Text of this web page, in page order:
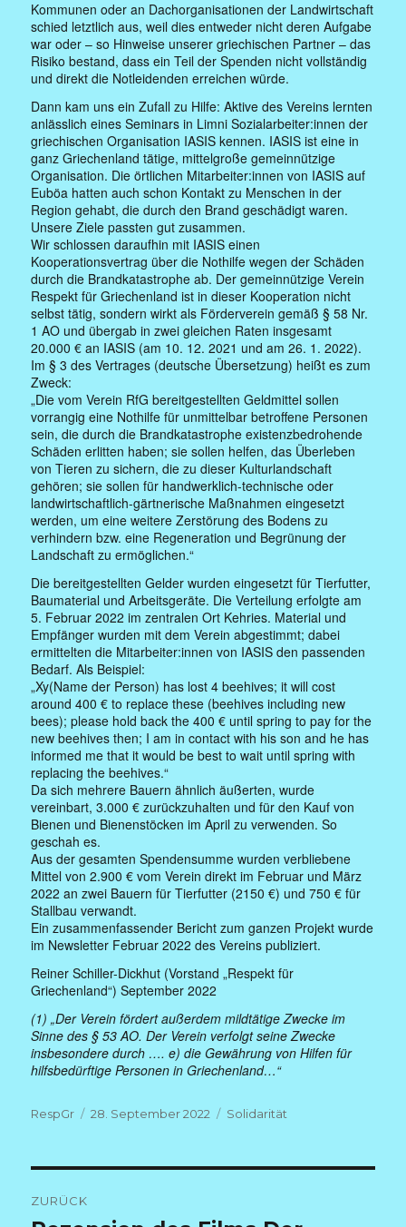
Kommunen oder an Dachorganisationen der Landwirtschaft
schied letztlich aus, weil dies entweder nicht deren Aufgabe
war oder – so Hinweise unserer griechischen Partner – das
Risiko bestand, dass ein Teil der Spenden nicht vollständig
und direkt die Notleidenden erreichen würde.
Dann kam uns ein Zufall zu Hilfe: Aktive des Vereins lernten
anlässlich eines Seminars in Limni Sozialarbeiter:innen der
griechischen Organisation IASIS kennen. IASIS ist eine in
ganz Griechenland tätige, mittelgroße gemeinnützige
Organisation. Die örtlichen Mitarbeiter:innen von IASIS auf
Euböa hatten auch schon Kontakt zu Menschen in der
Region gehabt, die durch den Brand geschädigt waren.
Unsere Ziele passten gut zusammen.
Wir schlossen daraufhin mit IASIS einen
Kooperationsvertrag über die Nothilfe wegen der Schäden
durch die Brandkatastrophe ab. Der gemeinnützige Verein
Respekt für Griechenland ist in dieser Kooperation nicht
selbst tätig, sondern wirkt als Förderverein gemäß § 58 Nr.
1 AO und übergab in zwei gleichen Raten insgesamt
20.000 € an IASIS (am 10. 12. 2021 und am 26. 1. 2022).
Im § 3 des Vertrages (deutsche Übersetzung) heißt es zum
Zweck:
„Die vom Verein RfG bereitgestellten Geldmittel sollen
vorrangig eine Nothilfe für unmittelbar betroffene Personen
sein, die durch die Brandkatastrophe existenzbedrohende
Schäden erlitten haben; sie sollen helfen, das Überleben
von Tieren zu sichern, die zu dieser Kulturlandschaft
gehören; sie sollen für handwerklich-technische oder
landwirtschaftlich-gärtnerische Maßnahmen eingesetzt
werden, um eine weitere Zerstörung des Bodens zu
verhindern bzw. eine Regeneration und Begrünung der
Landschaft zu ermöglichen.“
Die bereitgestellten Gelder wurden eingesetzt für Tierfutter,
Baumaterial und Arbeitsgeräte. Die Verteilung erfolgte am
5. Februar 2022 im zentralen Ort Kehries. Material und
Empfänger wurden mit dem Verein abgestimmt; dabei
ermittelten die Mitarbeiter:innen von IASIS den passenden
Bedarf. Als Beispiel:
„Xy(Name der Person) has lost 4 beehives; it will cost
around 400 € to replace these (beehives including new
bees); please hold back the 400 € until spring to pay for the
new beehives then; I am in contact with his son and he has
informed me that it would be best to wait until spring with
replacing the beehives.“
Da sich mehrere Bauern ähnlich äußerten, wurde
vereinbart, 3.000 € zurückzuhalten und für den Kauf von
Bienen und Bienenstöcken im April zu verwenden. So
geschah es.
Aus der gesamten Spendensumme wurden verbliebene
Mittel von 2.900 € vom Verein direkt im Februar und März
2022 an zwei Bauern für Tierfutter (2150 €) und 750 € für
Stallbau verwandt.
Ein zusammenfassender Bericht zum ganzen Projekt wurde
im Newsletter Februar 2022 des Vereins publiziert.
Reiner Schiller-Dickhut (Vorstand „Respekt für
Griechenland“) September 2022
(1) „Der Verein fördert außerdem mildtätige Zwecke im
Sinne des § 53 AO. Der Verein verfolgt seine Zwecke
insbesondere durch …. e) die Gewährung von Hilfen für
hilfsbedürftige Personen in Griechenland…“
Autor
RespGr
Veröffentlicht
28. September 2022 Kategorien
Solidarität
ZURÜCK